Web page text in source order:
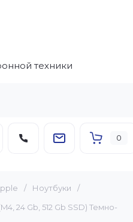
техники
0
/ Ноутбуки
/
24 Gb, 512 Gb SSD) Темно-